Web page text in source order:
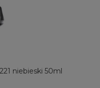
niebieski 50ml